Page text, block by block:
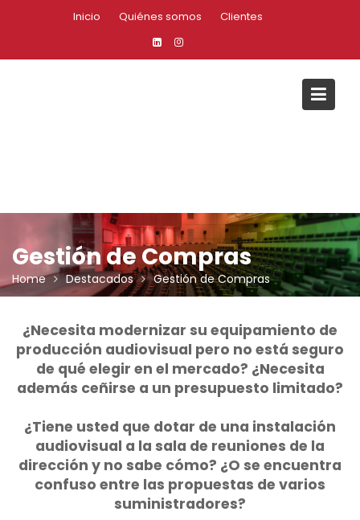
Inicio Quiénes somos Clientes
Gestión de Compras
Home Destacados Gestión de Compras
¿Necesita modernizar su equipamiento de
producción audiovisual pero no está seguro
de qué elegir en el mercado? ¿Necesita
además ceñirse a un presupuesto limitado?
¿Tiene usted que dotar de una instalación
audiovisual a la sala de reuniones de la
dirección y no sabe cómo? ¿O se encuentra
confuso entre las propuestas de varios
suministradores?